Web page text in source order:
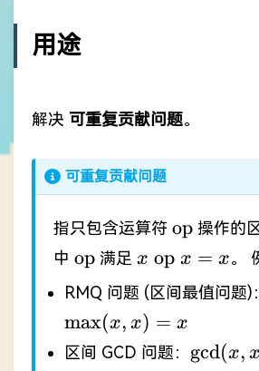
\mathrm{op}
2^s + 1, s)}
用途
解决 可重复贡献问题。
可重复贡献问题
指只包含运算符 op 操作的
中 \mathrm{op}
op 满足 x \
\mathrm{op}
\ x = x
x op x = x。
RMQ 问题 (区间最值问题)：
max(x, x) = x
区间 GCD 问题： \gcd(x,
gcd(x, x